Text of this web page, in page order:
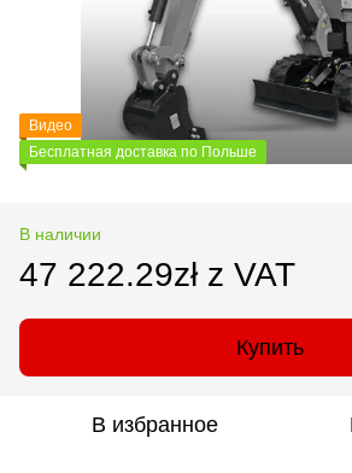
Видео
Бесплатная доставка по Польше
В наличии
47 222.29zł z VAT
Купить
В избранное